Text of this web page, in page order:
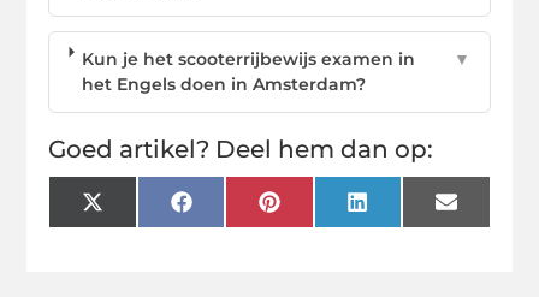
Kun je het scooterrijbewijs examen in
het Engels doen in Amsterdam?
▼
Goed artikel? Deel hem dan op:
X
(Twitter)
FacebookPinterest LinkedIn Email